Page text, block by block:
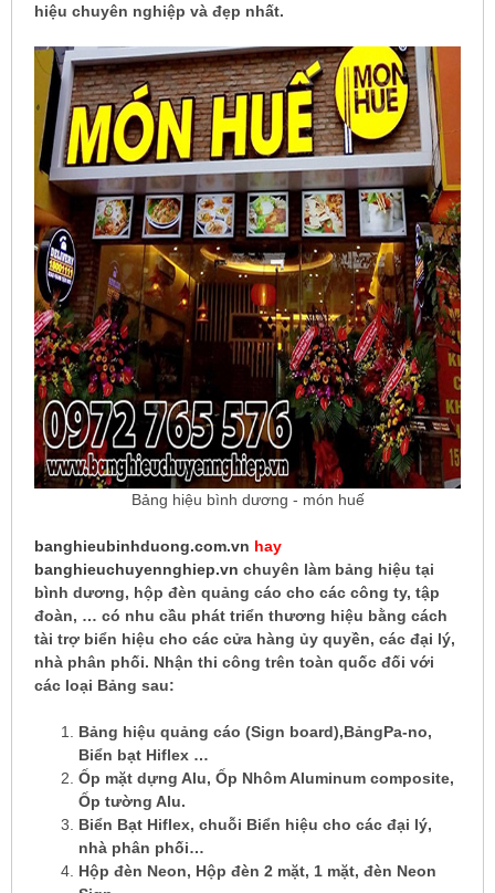
hiệu chuyên nghiệp và đẹp nhất.
Bảng hiệu bình dương - món huế
banghieubinhduong.com.vn hay
banghieuchuyennghiep.vn chuyên làm bảng hiệu tại
bình dương, hộp đèn quảng cáo cho các công ty, tập
đoàn, … có nhu cầu phát triển thương hiệu bằng cách
tài trợ biển hiệu cho các cửa hàng ủy quyền, các đại lý,
nhà phân phối. Nhận thi công trên toàn quốc đối với
các loại Bảng sau:
Bảng hiệu quảng cáo (Sign board),BảngPa-no,
Biển bạt Hiflex …
Ốp mặt dựng Alu, Ốp Nhôm Aluminum composite,
Ốp tường Alu.
Biển Bạt Hiflex, chuỗi Biển hiệu cho các đại lý,
nhà phân phối…
Hộp đèn Neon, Hộp đèn 2 mặt, 1 mặt, đèn Neon